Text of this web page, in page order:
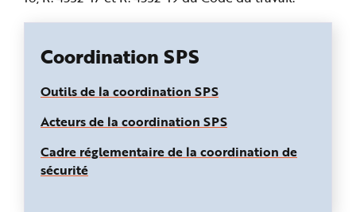
Coordination SPS
Outils de la coordination SPS
Acteurs de la coordination SPS
Cadre réglementaire de la coordination de
sécurité